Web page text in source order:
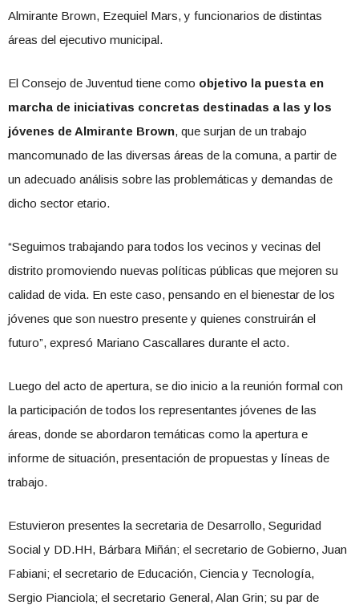
Almirante Brown, Ezequiel Mars, y funcionarios de distintas
áreas del ejecutivo municipal.
El Consejo de Juventud tiene como objetivo la puesta en
marcha de iniciativas concretas destinadas a las y los
jóvenes de Almirante Brown, que surjan de un trabajo
mancomunado de las diversas áreas de la comuna, a partir de
un adecuado análisis sobre las problemáticas y demandas de
dicho sector etario.
“Seguimos trabajando para todos los vecinos y vecinas del
distrito promoviendo nuevas políticas públicas que mejoren su
calidad de vida. En este caso, pensando en el bienestar de los
jóvenes que son nuestro presente y quienes construirán el
futuro”, expresó Mariano Cascallares durante el acto.
Luego del acto de apertura, se dio inicio a la reunión formal con
la participación de todos los representantes jóvenes de las
áreas, donde se abordaron temáticas como la apertura e
informe de situación, presentación de propuestas y líneas de
trabajo.
Estuvieron presentes la secretaria de Desarrollo, Seguridad
Social y DD.HH, Bárbara Miñán; el secretario de Gobierno, Juan
Fabiani; el secretario de Educación, Ciencia y Tecnología,
Sergio Pianciola; el secretario General, Alan Grin; su par de